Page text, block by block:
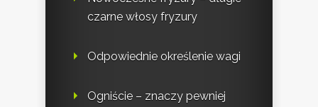
czarne włosy fryzury
Odpowiednie określenie wagi
Ogniście – znaczy pewniej